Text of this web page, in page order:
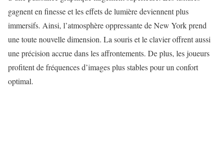
gagnent en finesse et les effets de lumière deviennent plus
immersifs. Ainsi, l’atmosphère oppressante de New York prend
une toute nouvelle dimension. La souris et le clavier offrent aussi
une précision accrue dans les affrontements. De plus, les joueurs
profitent de fréquences d’images plus stables pour un confort
optimal.